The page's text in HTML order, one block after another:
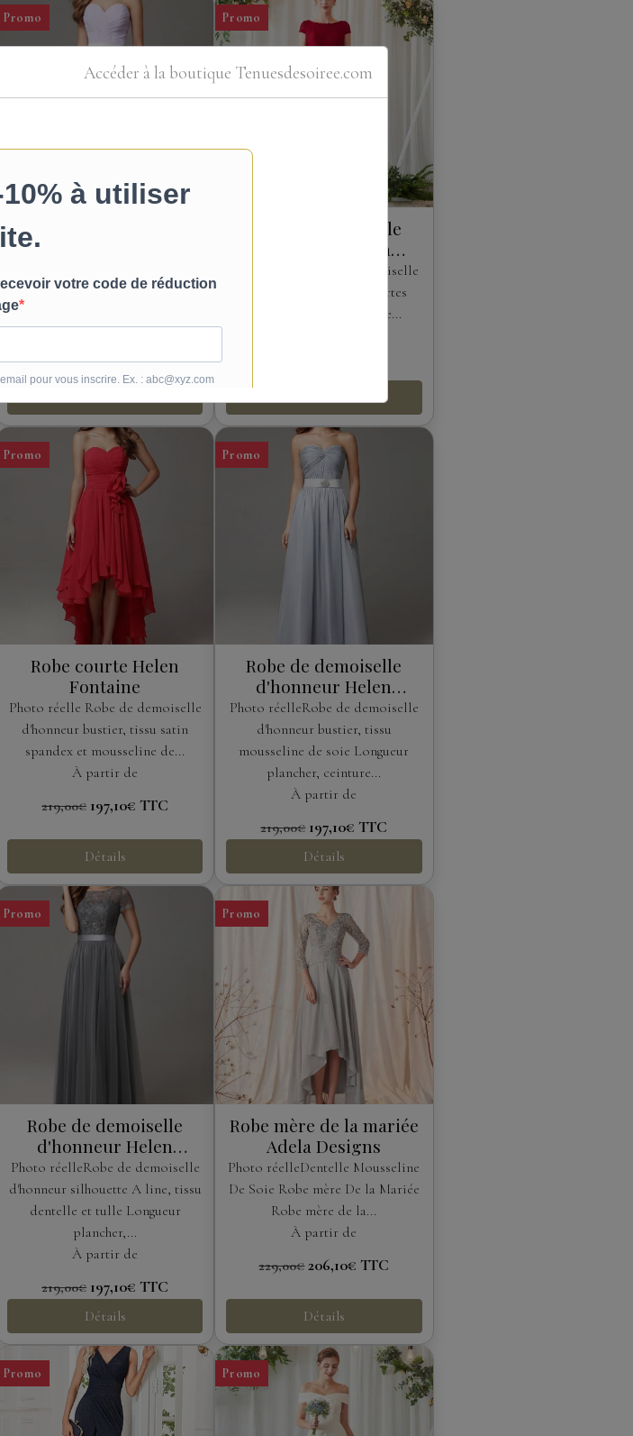
Promo
Robe de demoiselle
d'honneur Helen
d'honneur bustier silhouette A
188,10€TTC
Détails
Promo
Robe de demoiselle
d'honneur Adela
Photo réelleRobe de demoiselle
d'honneur à manches courtes
présente un tissu en tulle...
Détails
Promo
Robe courte Helen
Fontaine
Photo réelle Robe de demoiselle
d'honneur bustier, tissu satin
spandex et mousseline de...
À partir de
219,00€ 197,10€TTC
Détails
Promo
Robe de demoiselle
d'honneur Helen
Fontaine
Photo réelleRobe de demoiselle
d'honneur bustier, tissu
mousseline de soie Longueur
plancher, ceinture...
À partir de
219,00€ 197,10€TTC
Détails
Promo
Robe de demoiselle
d'honneur Helen
Fontaine
Photo réelleRobe de demoiselle
d'honneur silhouette A line, tissu
dentelle et tulle Longueur
plancher,...
À partir de
219,00€ 197,10€TTC
Détails
Promo
Robe mère de la mariée
Adela Designs
Photo réelleDentelle Mousseline
De Soie Robe mère De la Mariée
Robe mère de la...
À partir de
229,00€ 206,10€TTC
Détails
Promo Promo
Accéder à la boutique Tenuesdesoiree.com